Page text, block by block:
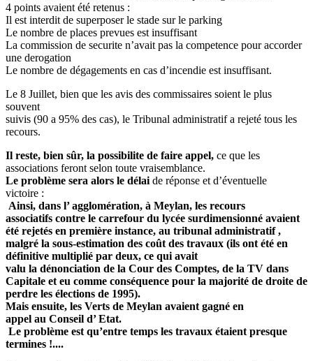
4 points avaient été retenus :
Il est interdit de superposer le stade sur le parking
Le nombre de places prevues est insuffisant
La commission de securite n’avait pas la competence pour accorder
une derogation
Le nombre de dégagements en cas d’incendie est insuffisant.
Le 8 Juillet, bien que les avis des commissaires soient le plus
souvent
suivis (90 a 95% des cas), le Tribunal administratif a rejeté tous les
recours.
Il reste, bien sûr, la possibilite de faire appel, ce que les
associations feront selon toute vraisemblance.
Le problème sera alors le délai de réponse et d’éventuelle
victoire :
Ainsi, dans l’ agglomération, à Meylan, les recours
associatifs contre le carrefour du lycée surdimensionné avaient
été rejetés en première instance, au tribunal administratif ,
malgré la sous-estimation des coût des travaux (ils ont été en
définitive multiplié par deux, ce qui avait
valu la dénonciation de la Cour des Comptes, de la TV dans
Capitale et eu comme conséquence pour la majorité de droite de
perdre les élections de 1995).
Mais ensuite, les Verts de Meylan avaient gagné en
appel au Conseil d’ Etat.
Le problème est qu’entre temps les travaux étaient presque
termines !....